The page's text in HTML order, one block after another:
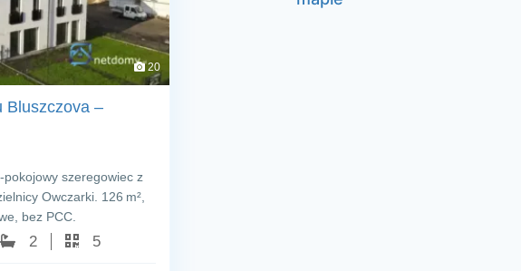
20
Bluszczova –
szeregowiec z
Owczarki. 126 m²,
bez PCC.
2 5